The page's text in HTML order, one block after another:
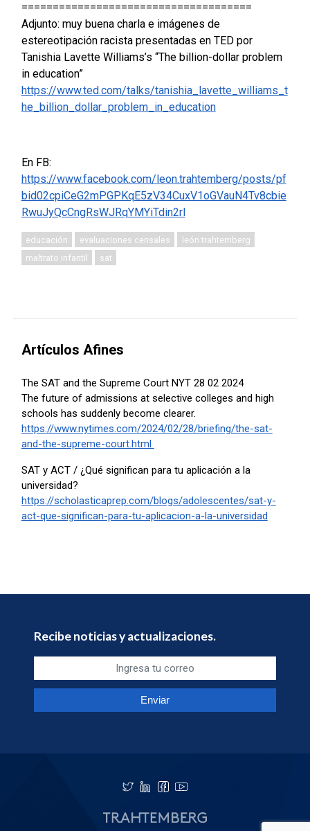
=====================================
Adjunto: muy buena charla e imágenes de
estereotipación racista presentadas en TED por
Tanishia Lavette Williams’s “The billion-dollar problem
in education”
https://www.ted.com/talks/tanishia_lavette_williams_t
he_billion_dollar_problem_in_education
En FB:
https://www.facebook.com/leon.trahtemberg/posts/pf
bid02cpiCeG2mPGPKqE5zV34CuxV1oGVauN4Tv8cbie
RwuJyQcCngRsWJRqYMYiTdin2rl
educación evaluaciones censales
león trahtemberg
maltrato infantil
sat
Artículos Afines
The SAT and the Supreme Court NYT 28 02 2024
The future of admissions at selective colleges and high
schools has suddenly become clearer.
https://www.nytimes.com/2024/02/28/briefing/the-sat-
and-the-supreme-court.html
SAT y ACT / ¿Qué significan para tu aplicación a la
universidad?
https://scholasticaprep.com/blogs/adolescentes/sat-y-
act-que-significan-para-tu-aplicacion-a-la-universidad
Recibe noticias y actualizaciones.